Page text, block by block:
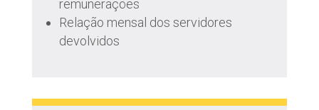
remunerações
Relação mensal dos servidores
devolvidos